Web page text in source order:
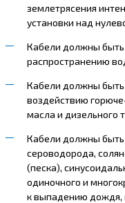
землетрясения
установки над
Кабели должны
распространению
Кабели должны быть
воздействию
масла и дизельного
Кабели должны быть
сероводорода,
(песка),
одиночного и
к выпадению дождя,